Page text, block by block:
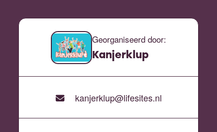
Georganiseerd door:
Kanjerklup
kanjerklup@lifesites.nl